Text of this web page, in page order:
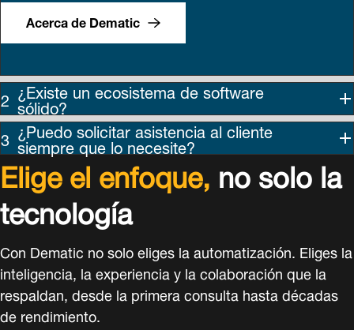
Acerca de Dematic
¿Existe un ecosistema de software
sólido?
¿Puedo solicitar asistencia al cliente
siempre que lo necesite?
Elige el enfoque,no solo la
tecnología
Con Dematic no solo eliges la automatización. Eliges la
inteligencia, la experiencia y la colaboración que la
respaldan, desde la primera consulta hasta décadas
de rendimiento.